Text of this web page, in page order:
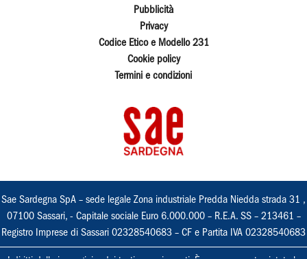
Pubblicità
Privacy
Codice Etico e Modello 231
Cookie policy
Termini e condizioni
Sae Sardegna SpA – sede legale Zona industriale Predda Niedda strada 31 ,
07100 Sassari, - Capitale sociale Euro 6.000.000 – R.E.A. SS – 213461 –
Registro Imprese di Sassari 02328540683 – CF e Partita IVA 02328540683